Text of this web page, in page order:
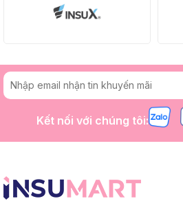
Kết nối với chúng tôi: